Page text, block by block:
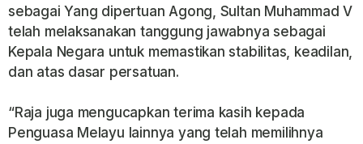
sebagai Yang dipertuan Agong, Sultan Muhammad V
telah melaksanakan tanggung jawabnya sebagai
Kepala Negara untuk memastikan stabilitas, keadilan,
dan atas dasar persatuan.
“Raja juga mengucapkan terima kasih kepada
Penguasa Melayu lainnya yang telah memilihnya